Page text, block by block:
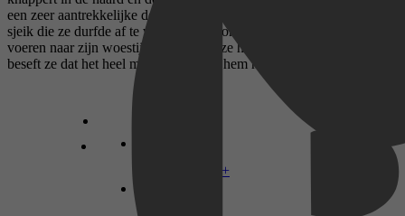
Disney+
een zeer aantrekkelijke donkere man op de stoep staat bij Olivia. De
sjeik die ze durfde af te wijzen, is gekomen om haar alsnog mee te
voeren naar zijn woestijnstaat. En nu ze hem in de vurige ogen kijkt,
beseft ze dat het heel moeilijk zal zijn hem nog langer te weerstaan...